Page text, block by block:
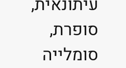
סופרת,
סומלייה